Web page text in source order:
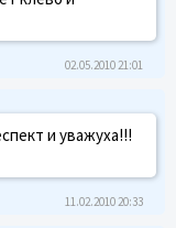
02.05.2010 21:01
и уважуха!!!
11.02.2010 20:33